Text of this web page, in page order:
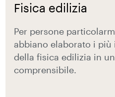
Fisica edilizia
Per persone
abbiano elaborato i
della fisica edilizia in
comprensibile.